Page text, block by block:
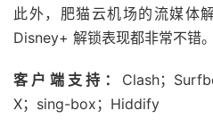
此外，肥猫云机场的流媒体
Disney+ 解锁表现都非常不错。
客户端支持： Clash；
X；sing-box；Hiddify